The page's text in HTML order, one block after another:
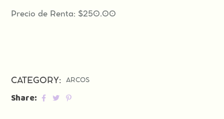
Precio de Renta: $250.00
CATEGORY: ARCOS
Share: